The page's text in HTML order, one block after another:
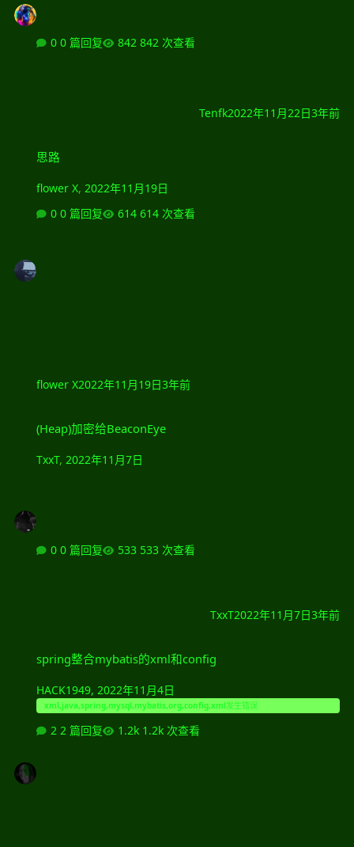
0 篇回复 842 次查看
Tenfk2022年11月22日3年前
思路
flower X,2022年11月19日
0 篇回复
614 次查看
flower X2022年11月19日3年前
(Heap)加密给BeaconEye
TxxT,2022年11月7日
0 篇回复 533 次查看
TxxT2022年11月7日3年前
spring整合mybatis的xml和config
HACK1949,2022年11月4日
xml,java,spring,mysql,mybatis,org,config,xml发生错误
2 篇回复 1.2k 次查看